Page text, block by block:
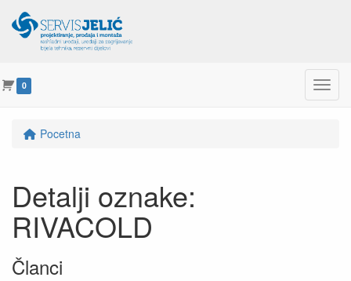
0 Menu
Pocetna
Detalji oznake:
RIVACOLD
Članci